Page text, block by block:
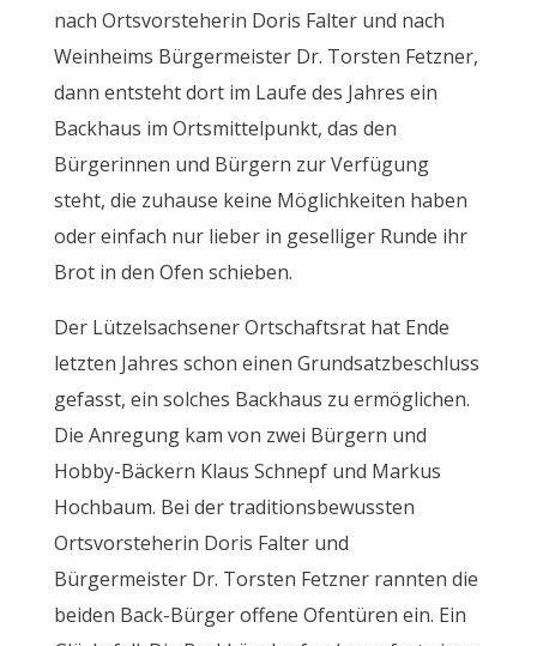
nach Ortsvorsteherin Doris Falter und nach
Weinheims Bürgermeister Dr. Torsten Fetzner,
dann entsteht dort im Laufe des Jahres ein
Backhaus im Ortsmittelpunkt, das den
Bürgerinnen und Bürgern zur Verfügung
steht, die zuhause keine Möglichkeiten haben
oder einfach nur lieber in geselliger Runde ihr
Brot in den Ofen schieben.
Der Lützelsachsener Ortschaftsrat hat Ende
letzten Jahres schon einen Grundsatzbeschluss
gefasst, ein solches Backhaus zu ermöglichen.
Die Anregung kam von zwei Bürgern und
Hobby-Bäckern Klaus Schnepf und Markus
Hochbaum. Bei der traditionsbewussten
Ortsvorsteherin Doris Falter und
Bürgermeister Dr. Torsten Fetzner rannten die
beiden Back-Bürger offene Ofentüren ein. Ein